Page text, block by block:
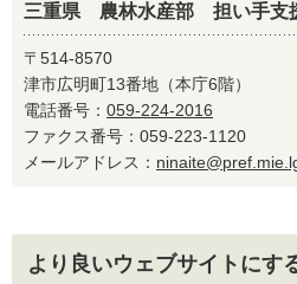
三重県 農林水産部 担い手支
〒514-8570
津市広明町13番地（本庁6階）
電話番号： 059-224-2016
ファクス番号：059-223-1120
メールアドレス：
より良いウェブサイトにす